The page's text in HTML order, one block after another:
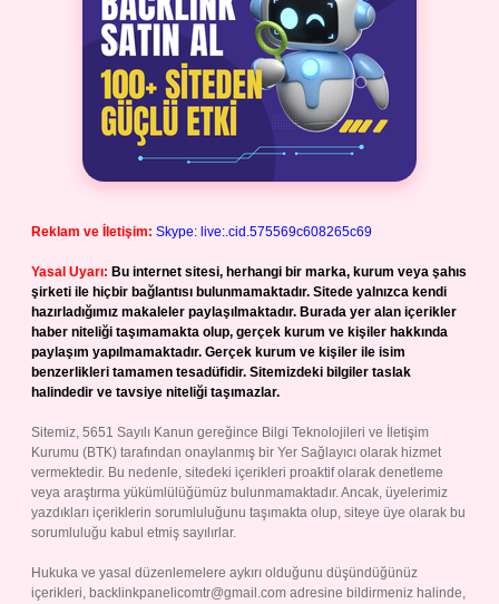
Reklam ve İletişim: Skype: live:.cid.575569c608265c69
Yasal Uyarı: Bu internet sitesi, herhangi bir marka, kurum veya şahıs
şirketi ile hiçbir bağlantısı bulunmamaktadır. Sitede yalnızca kendi
hazırladığımız makaleler paylaşılmaktadır. Burada yer alan içerikler
haber niteliği taşımamakta olup, gerçek kurum ve kişiler hakkında
paylaşım yapılmamaktadır. Gerçek kurum ve kişiler ile isim
benzerlikleri tamamen tesadüfidir. Sitemizdeki bilgiler taslak
halindedir ve tavsiye niteliği taşımazlar.
Sitemiz, 5651 Sayılı Kanun gereğince Bilgi Teknolojileri ve İletişim
Kurumu (BTK) tarafından onaylanmış bir Yer Sağlayıcı olarak hizmet
vermektedir. Bu nedenle, sitedeki içerikleri proaktif olarak denetleme
veya araştırma yükümlülüğümüz bulunmamaktadır. Ancak, üyelerimiz
yazdıkları içeriklerin sorumluluğunu taşımakta olup, siteye üye olarak bu
sorumluluğu kabul etmiş sayılırlar.
Hukuka ve yasal düzenlemelere aykırı olduğunu düşündüğünüz
içerikleri, backlinkpanelicomtr@gmail.com adresine bildirmeniz halinde,